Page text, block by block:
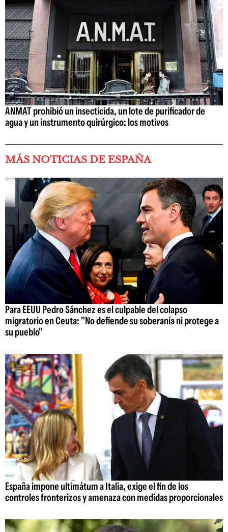
ANMAT prohibió un insecticida, un lote de purificador de
agua y un instrumento quirúrgico: los motivos
MÁS NOTICIAS DE ESPAÑA
Para EEUU Pedro Sánchez es el culpable del colapso
migratorio en Ceuta: "No defiende su soberanía ni protege a
su pueblo"
España impone ultimátum a Italia, exige el fin de los
controles fronterizos y amenaza con medidas proporcionales